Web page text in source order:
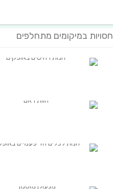
חסויות במיקומים מתחלפים